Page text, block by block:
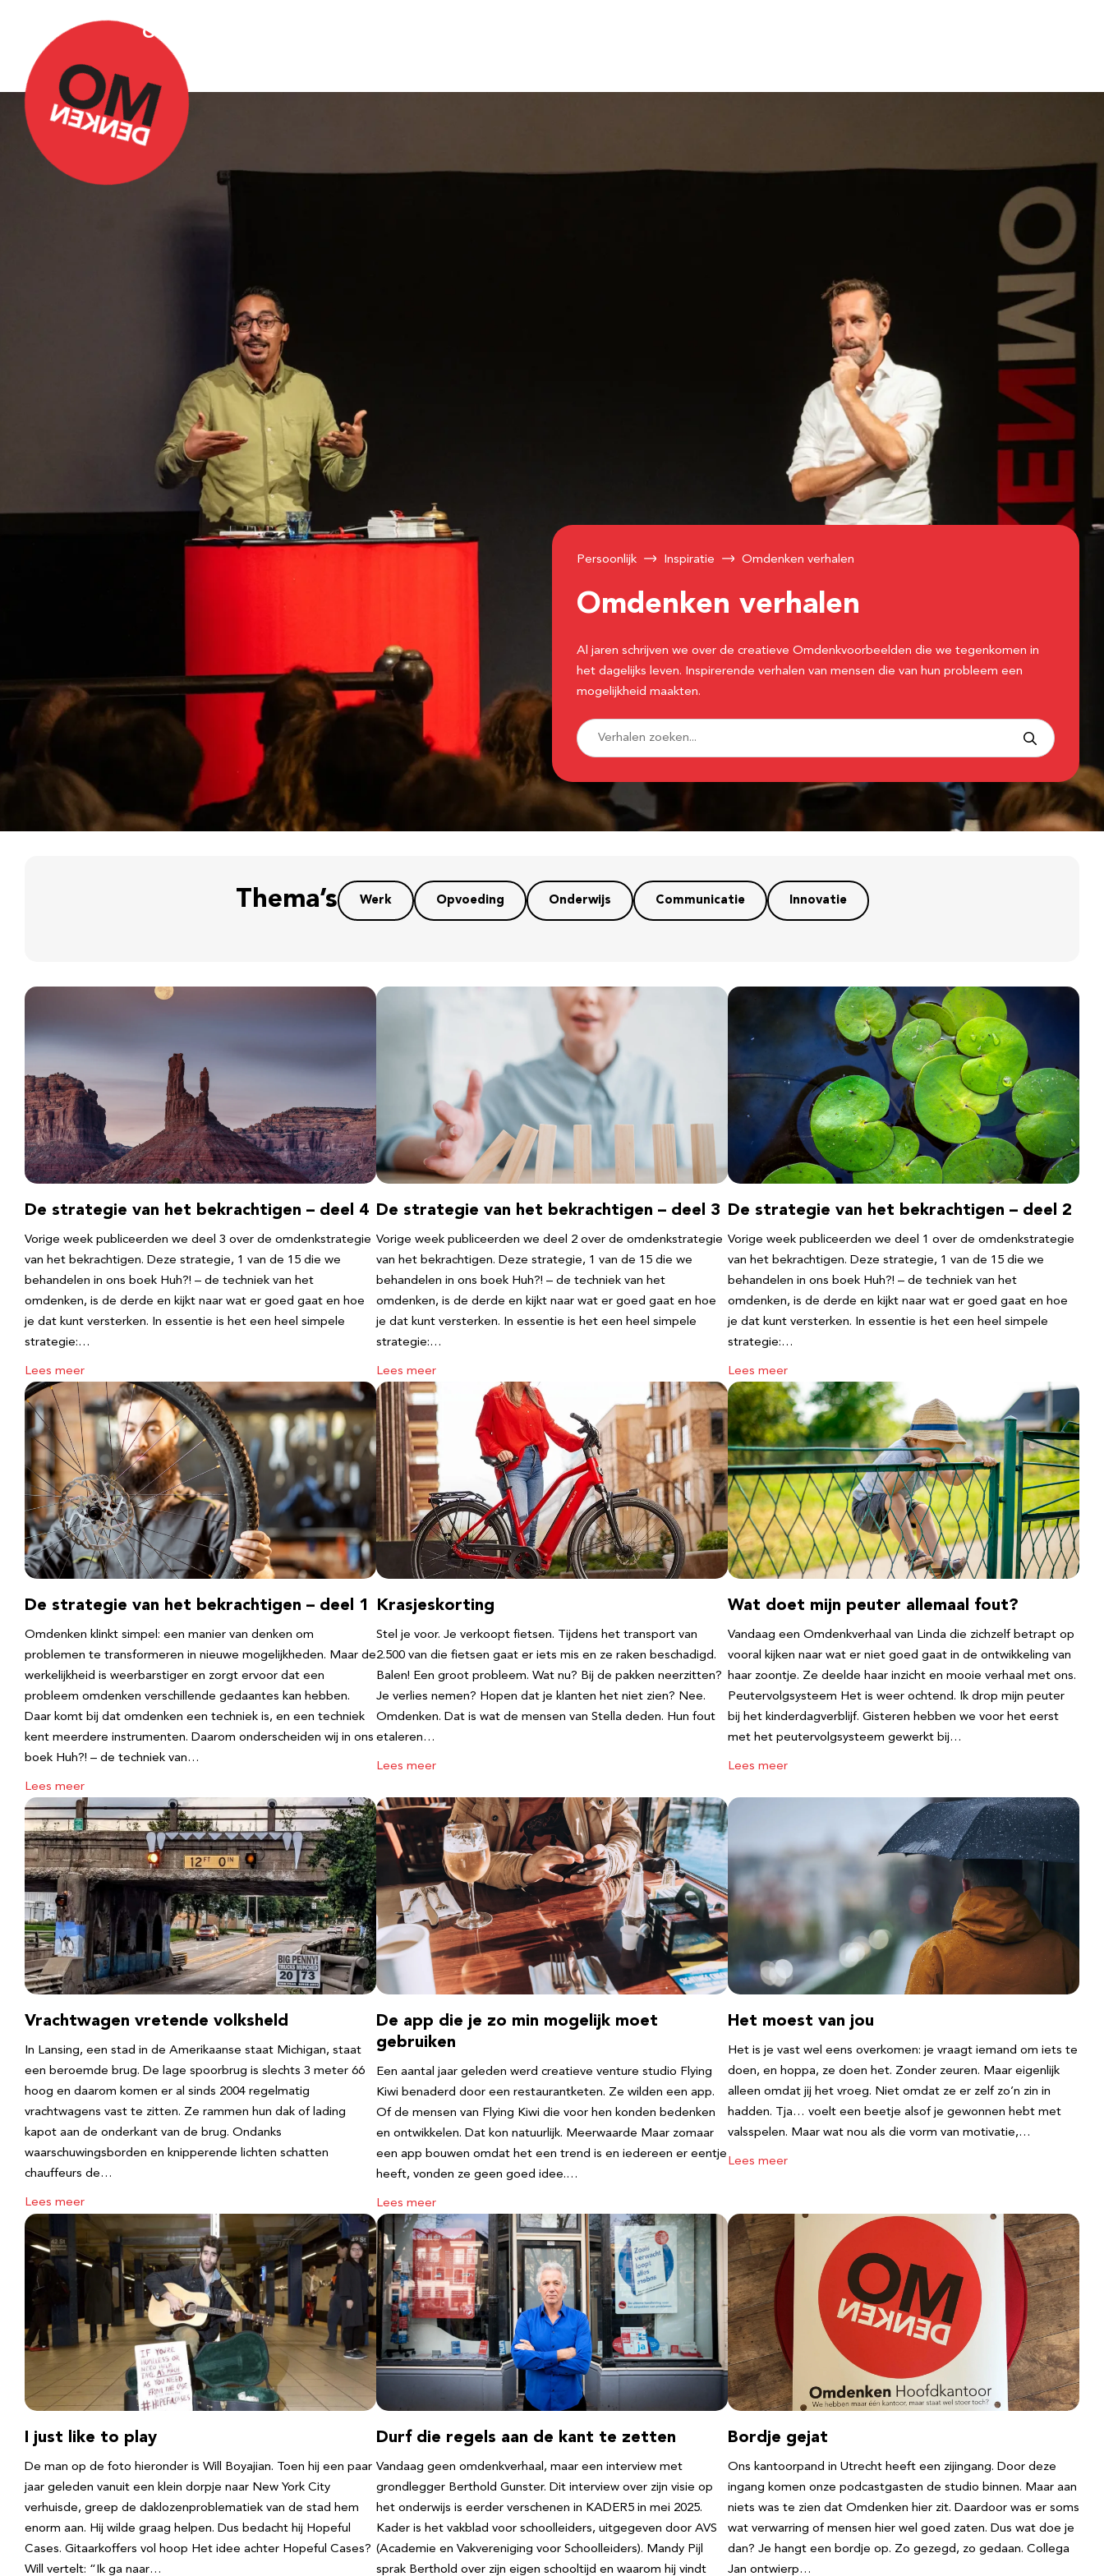
Over Omdenken
Persoonlijk Inspiratie Omdenken verhalen
Omdenken verhalen
Al jaren schrijven we over de creatieve Omdenkvoorbeelden die we tegenkomen in
het dagelijks leven. Inspirerende verhalen van mensen die van hun probleem een
mogelijkheid maakten.
Thema’s Werk Opvoeding Onderwijs Communicatie Innovatie
De strategie van het bekrachtigen – deel 4
Vorige week publiceerden we deel 3 over de omdenkstrategie
van het bekrachtigen. Deze strategie, 1 van de 15 die we
behandelen in ons boek Huh?! – de techniek van het
omdenken, is de derde en kijkt naar wat er goed gaat en hoe
je dat kunt versterken. In essentie is het een heel simpele
strategie:…
Lees meer
De strategie van het bekrachtigen – deel 3
Vorige week publiceerden we deel 2 over de omdenkstrategie
van het bekrachtigen. Deze strategie, 1 van de 15 die we
behandelen in ons boek Huh?! – de techniek van het
omdenken, is de derde en kijkt naar wat er goed gaat en hoe
je dat kunt versterken. In essentie is het een heel simpele
strategie:…
Lees meer
De strategie van het bekrachtigen – deel 2
Vorige week publiceerden we deel 1 over de omdenkstrategie
van het bekrachtigen. Deze strategie, 1 van de 15 die we
behandelen in ons boek Huh?! – de techniek van het
omdenken, is de derde en kijkt naar wat er goed gaat en hoe
je dat kunt versterken. In essentie is het een heel simpele
strategie:…
Lees meer
De strategie van het bekrachtigen – deel 1
Omdenken klinkt simpel: een manier van denken om
problemen te transformeren in nieuwe mogelijkheden. Maar de
werkelijkheid is weerbarstiger en zorgt ervoor dat een
probleem omdenken verschillende gedaantes kan hebben.
Daar komt bij dat omdenken een techniek is, en een techniek
kent meerdere instrumenten. Daarom onderscheiden wij in ons
boek Huh?! – de techniek van…
Lees meer
Krasjeskorting
Stel je voor. Je verkoopt fietsen. Tijdens het transport van
2.500 van die fietsen gaat er iets mis en ze raken beschadigd.
Balen! Een groot probleem. Wat nu? Bij de pakken neerzitten?
Je verlies nemen? Hopen dat je klanten het niet zien? Nee.
Omdenken. Dat is wat de mensen van Stella deden. Hun fout
etaleren…
Lees meer
Wat doet mijn peuter allemaal fout?
Vandaag een Omdenkverhaal van Linda die zichzelf betrapt op
vooral kijken naar wat er niet goed gaat in de ontwikkeling van
haar zoontje. Ze deelde haar inzicht en mooie verhaal met ons.
Peutervolgsysteem Het is weer ochtend. Ik drop mijn peuter
bij het kinderdagverblijf. Gisteren hebben we voor het eerst
met het peutervolgsysteem gewerkt bij…
Lees meer
Vrachtwagen vretende volksheld
In Lansing, een stad in de Amerikaanse staat Michigan, staat
een beroemde brug. De lage spoorbrug is slechts 3 meter 66
hoog en daarom komen er al sinds 2004 regelmatig
vrachtwagens vast te zitten. Ze rammen hun dak of lading
kapot aan de onderkant van de brug. Ondanks
waarschuwingsborden en knipperende lichten schatten
chauffeurs de…
Lees meer
De app die je zo min mogelijk moet
gebruiken
Een aantal jaar geleden werd creatieve venture studio Flying
Kiwi benaderd door een restaurantketen. Ze wilden een app.
Of de mensen van Flying Kiwi die voor hen konden bedenken
en ontwikkelen. Dat kon natuurlijk. Meerwaarde Maar zomaar
een app bouwen omdat het een trend is en iedereen er eentje
heeft, vonden ze geen goed idee.…
Lees meer
Het moest van jou
Het is je vast wel eens overkomen: je vraagt iemand om iets te
doen, en hoppa, ze doen het. Zonder zeuren. Maar eigenlijk
alleen omdat jij het vroeg. Niet omdat ze er zelf zo’n zin in
hadden. Tja… voelt een beetje alsof je gewonnen hebt met
valsspelen. Maar wat nou als die vorm van motivatie,…
Lees meer
I just like to play
De man op de foto hieronder is Will Boyajian. Toen hij een paar
jaar geleden vanuit een klein dorpje naar New York City
verhuisde, greep de daklozenproblematiek van de stad hem
enorm aan. Hij wilde graag helpen. Dus bedacht hij Hopeful
Cases. Gitaarkoffers vol hoop Het idee achter Hopeful Cases?
Will vertelt: “Ik ga naar…
Durf die regels aan de kant te zetten
Vandaag geen omdenkverhaal, maar een interview met
grondlegger Berthold Gunster. Dit interview over zijn visie op
het onderwijs is eerder verschenen in KADER5 in mei 2025.
Kader is het vakblad voor schoolleiders, uitgegeven door AVS
(Academie en Vakvereniging voor Schoolleiders). Mandy Pijl
sprak Berthold over zijn eigen schooltijd en waarom hij vindt
Bordje gejat
Ons kantoorpand in Utrecht heeft een zijingang. Door deze
ingang komen onze podcastgasten de studio binnen. Maar aan
niets was te zien dat Omdenken hier zit. Daardoor was er soms
wat verwarring of mensen hier wel goed zaten. Dus wat doe je
dan? Je hangt een bordje op. Zo gezegd, zo gedaan. Collega
Jan ontwierp…